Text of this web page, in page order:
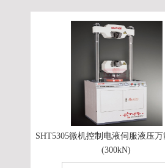
SHT5305微机控制电液伺服液压
(300kN)